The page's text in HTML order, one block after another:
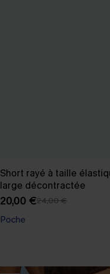
Short rayé à taille
large décontractée
20,00 €24,00 €
Poche